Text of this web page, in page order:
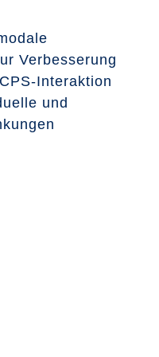
Verbesserung
Interaktion
und